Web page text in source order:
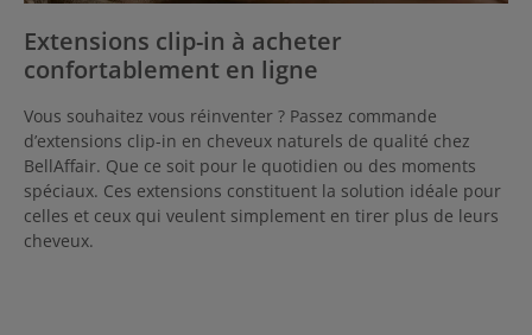
Extensions clip-in à acheter
confortablement en ligne
Vous souhaitez vous réinventer ? Passez commande
d’extensions clip-in en cheveux naturels de qualité chez
BellAffair. Que ce soit pour le quotidien ou des moments
spéciaux. Ces extensions constituent la solution idéale pour
celles et ceux qui veulent simplement en tirer plus de leurs
cheveux.